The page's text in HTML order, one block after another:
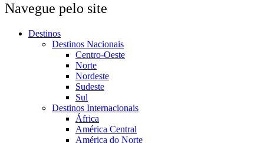
Navegue pelo site
Destinos
Destinos Nacionais
Centro-Oeste
Norte
Nordeste
Sudeste
Sul
Destinos Internacionais
África
América Central
América do Norte